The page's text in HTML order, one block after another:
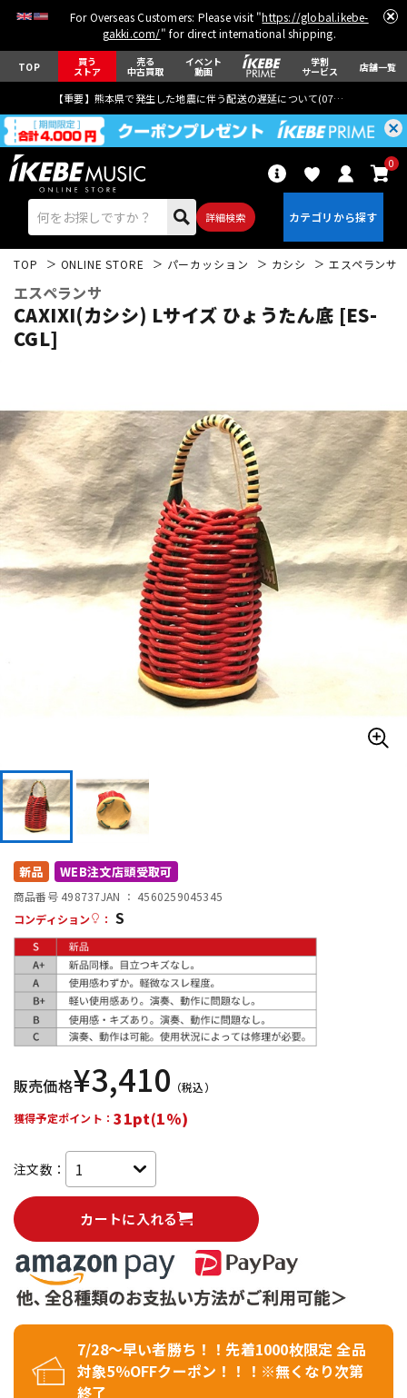
For Overseas Customers: Please visit "https://global.ikebe-
gakki.com/" for direct international shipping.
TOP 買う
ストア
売る
中古買取
イベント
動画
学割
サービス 店舗一覧
【重要】熊本県で発生した地震に伴う配送の遅延について(07月29日
詳細検索
0
ベース ウクレレ
ドラム パーカッション
キーボード 電子ピアノ
エフェクター
DTM オンライン納品
配信/ライブ機器
中古 ヴィンテージ
TOP ONLINE STORE パーカッション カシシ エスペランサ
エスペランサ
CAXIXI(カシシ) Lサイズ ひょうたん底 [ES-
CGL]
新品 WEB注文店頭受取可
商品番号 498737JAN ： 4560259045345
コンディション
： S
販売価格¥3,410 （税込）
獲得予定ポイント：31pt(1%)
注文数：
カートに入れる
7/28～早い者勝ち！！先着1000枚限定 全品
対象5％OFFクーポン！！！※無くなり次第
終了